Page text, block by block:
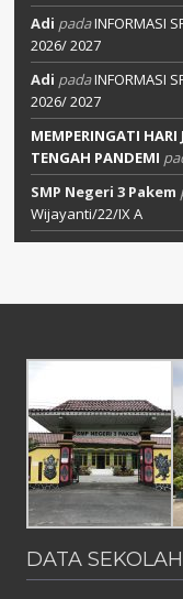
Adi padaINFORMASI
2026/ 2027
Adi padaINFORMASI
2026/ 2027
MEMPERINGATI HARI
TENGAH PANDEMI
SMP Negeri 3 Pakem
Wijayanti/22/IX A
DATA SEKOLAH